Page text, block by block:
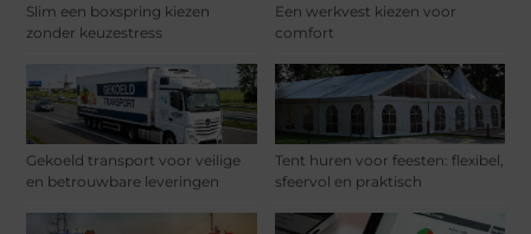
Slim een boxspring kiezen
zonder keuzestress
Een werkvest kiezen voor
comfort
Gekoeld transport voor veilige
en betrouwbare leveringen
Tent huren voor feesten: flexibel,
sfeervol en praktisch